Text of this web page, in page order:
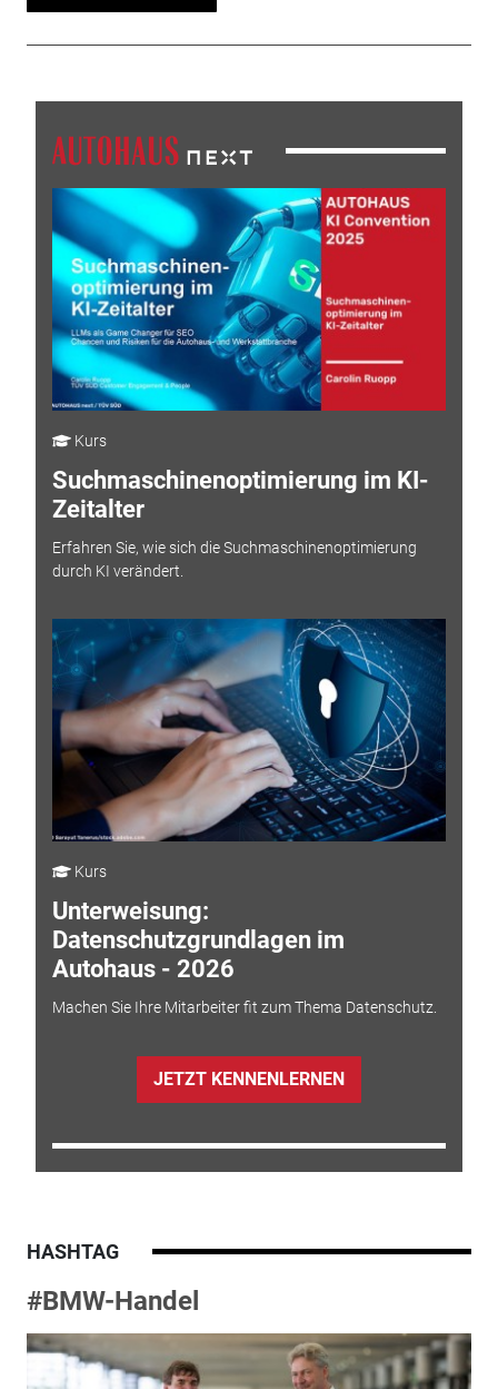
Kurs
Suchmaschinenoptimierung im KI-
Zeitalter
Erfahren Sie, wie sich die Suchmaschinenoptimierung
durch KI verändert.
Kurs
Unterweisung:
Datenschutzgrundlagen im
Autohaus - 2026
Machen Sie Ihre Mitarbeiter fit zum Thema Datenschutz.
JETZT KENNENLERNEN
HASHTAG
#BMW-Handel